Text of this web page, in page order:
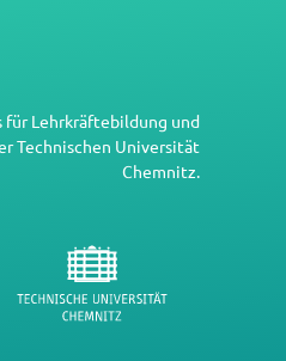
für Lehrkräftebildung und
Technischen Universität
Chemnitz.